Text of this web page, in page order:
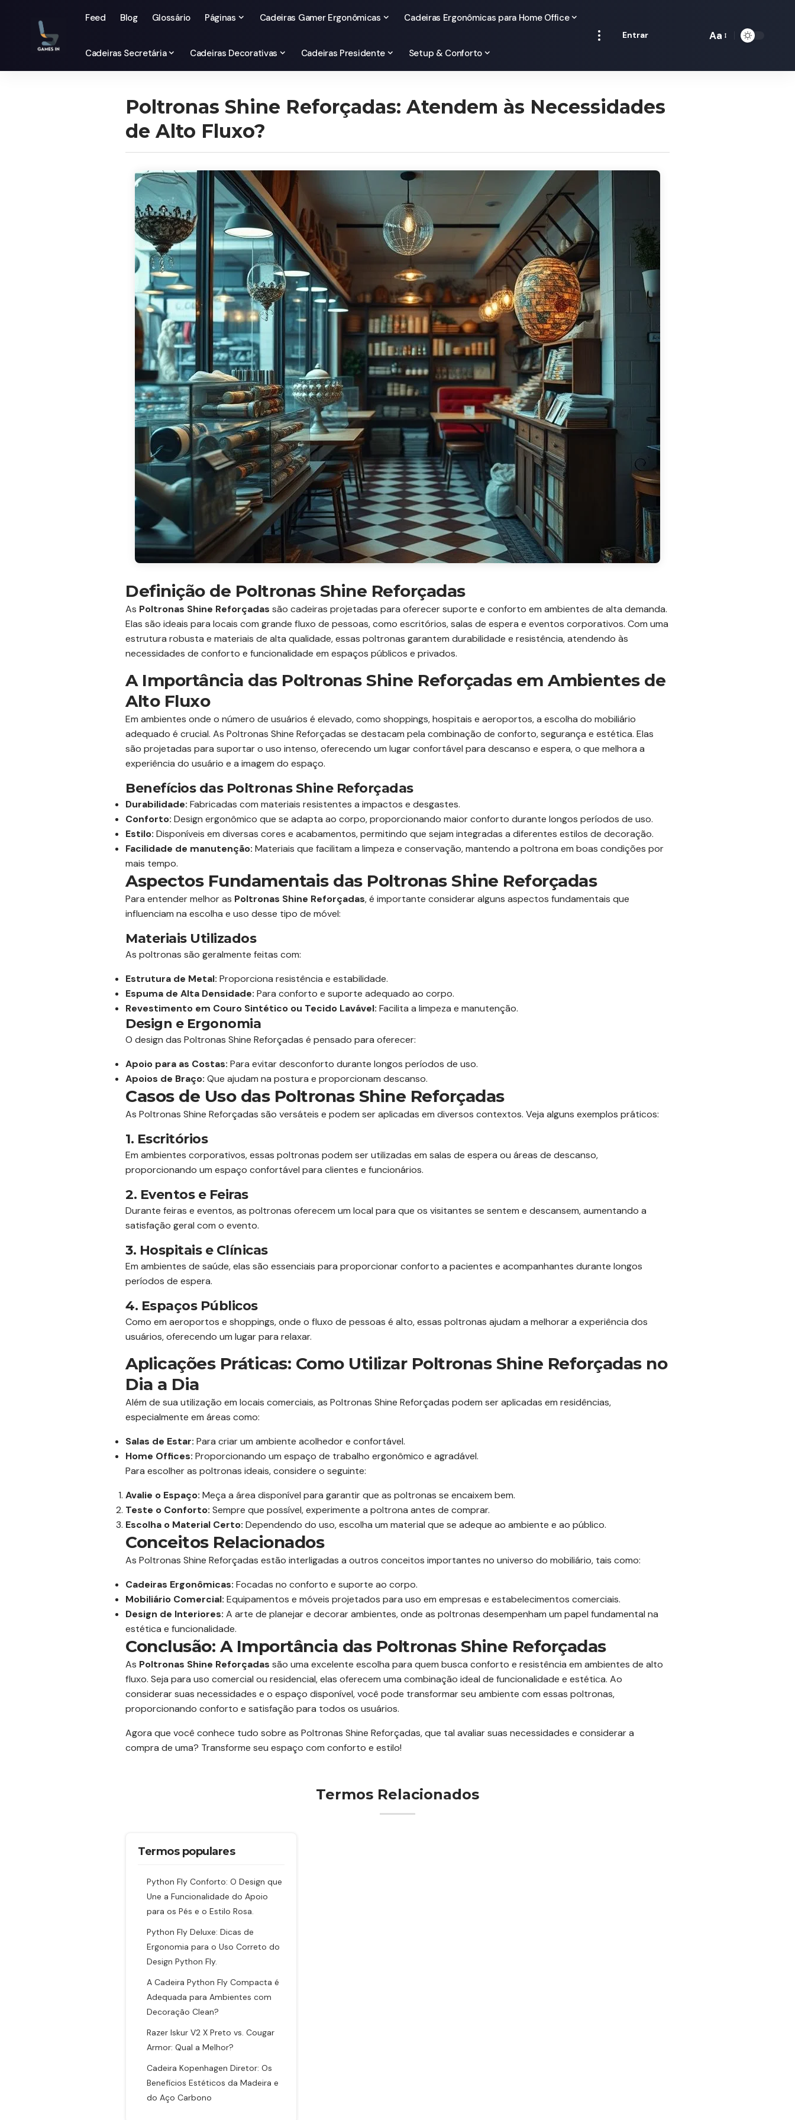
Feed Blog Glossário Páginas Cadeiras Gamer Ergonômicas Cadeiras Ergonômicas para Home Office
Cadeiras Secretária Cadeiras Decorativas Cadeiras Presidente Setup & Conforto
Entrar Aa
Poltronas Shine Reforçadas: Atendem às Necessidades
de Alto Fluxo?
Definição de Poltronas Shine Reforçadas
As Poltronas Shine Reforçadas são cadeiras projetadas para oferecer suporte e conforto em ambientes de alta demanda.
Elas são ideais para locais com grande fluxo de pessoas, como escritórios, salas de espera e eventos corporativos. Com uma
estrutura robusta e materiais de alta qualidade, essas poltronas garantem durabilidade e resistência, atendendo às
necessidades de conforto e funcionalidade em espaços públicos e privados.
A Importância das Poltronas Shine Reforçadas em Ambientes de
Alto Fluxo
Em ambientes onde o número de usuários é elevado, como shoppings, hospitais e aeroportos, a escolha do mobiliário
adequado é crucial. As Poltronas Shine Reforçadas se destacam pela combinação de conforto, segurança e estética. Elas
são projetadas para suportar o uso intenso, oferecendo um lugar confortável para descanso e espera, o que melhora a
experiência do usuário e a imagem do espaço.
Benefícios das Poltronas Shine Reforçadas
Durabilidade: Fabricadas com materiais resistentes a impactos e desgastes.
Conforto: Design ergonômico que se adapta ao corpo, proporcionando maior conforto durante longos períodos de uso.
Estilo: Disponíveis em diversas cores e acabamentos, permitindo que sejam integradas a diferentes estilos de decoração.
Facilidade de manutenção: Materiais que facilitam a limpeza e conservação, mantendo a poltrona em boas condições por
mais tempo.
Aspectos Fundamentais das Poltronas Shine Reforçadas
Para entender melhor as Poltronas Shine Reforçadas, é importante considerar alguns aspectos fundamentais que
influenciam na escolha e uso desse tipo de móvel:
Materiais Utilizados
As poltronas são geralmente feitas com:
Estrutura de Metal: Proporciona resistência e estabilidade.
Espuma de Alta Densidade: Para conforto e suporte adequado ao corpo.
Revestimento em Couro Sintético ou Tecido Lavável: Facilita a limpeza e manutenção.
Design e Ergonomia
O design das Poltronas Shine Reforçadas é pensado para oferecer:
Apoio para as Costas: Para evitar desconforto durante longos períodos de uso.
Apoios de Braço: Que ajudam na postura e proporcionam descanso.
Casos de Uso das Poltronas Shine Reforçadas
As Poltronas Shine Reforçadas são versáteis e podem ser aplicadas em diversos contextos. Veja alguns exemplos práticos:
1. Escritórios
Em ambientes corporativos, essas poltronas podem ser utilizadas em salas de espera ou áreas de descanso,
proporcionando um espaço confortável para clientes e funcionários.
2. Eventos e Feiras
Durante feiras e eventos, as poltronas oferecem um local para que os visitantes se sentem e descansem, aumentando a
satisfação geral com o evento.
3. Hospitais e Clínicas
Em ambientes de saúde, elas são essenciais para proporcionar conforto a pacientes e acompanhantes durante longos
períodos de espera.
4. Espaços Públicos
Como em aeroportos e shoppings, onde o fluxo de pessoas é alto, essas poltronas ajudam a melhorar a experiência dos
usuários, oferecendo um lugar para relaxar.
Aplicações Práticas: Como Utilizar Poltronas Shine Reforçadas no
Dia a Dia
Além de sua utilização em locais comerciais, as Poltronas Shine Reforçadas podem ser aplicadas em residências,
especialmente em áreas como:
Salas de Estar: Para criar um ambiente acolhedor e confortável.
Home Offices: Proporcionando um espaço de trabalho ergonômico e agradável.
Para escolher as poltronas ideais, considere o seguinte:
Avalie o Espaço: Meça a área disponível para garantir que as poltronas se encaixem bem.
Teste o Conforto: Sempre que possível, experimente a poltrona antes de comprar.
Escolha o Material Certo: Dependendo do uso, escolha um material que se adeque ao ambiente e ao público.
Conceitos Relacionados
As Poltronas Shine Reforçadas estão interligadas a outros conceitos importantes no universo do mobiliário, tais como:
Cadeiras Ergonômicas: Focadas no conforto e suporte ao corpo.
Mobiliário Comercial: Equipamentos e móveis projetados para uso em empresas e estabelecimentos comerciais.
Design de Interiores: A arte de planejar e decorar ambientes, onde as poltronas desempenham um papel fundamental na
estética e funcionalidade.
Conclusão: A Importância das Poltronas Shine Reforçadas
As Poltronas Shine Reforçadas são uma excelente escolha para quem busca conforto e resistência em ambientes de alto
fluxo. Seja para uso comercial ou residencial, elas oferecem uma combinação ideal de funcionalidade e estética. Ao
considerar suas necessidades e o espaço disponível, você pode transformar seu ambiente com essas poltronas,
proporcionando conforto e satisfação para todos os usuários.
Agora que você conhece tudo sobre as Poltronas Shine Reforçadas, que tal avaliar suas necessidades e considerar a
compra de uma? Transforme seu espaço com conforto e estilo!
Termos Relacionados
Termos populares
Python Fly Conforto: O Design que
Une a Funcionalidade do Apoio
para os Pés e o Estilo Rosa.
Python Fly Deluxe: Dicas de
Ergonomia para o Uso Correto do
Design Python Fly.
A Cadeira Python Fly Compacta é
Adequada para Ambientes com
Decoração Clean?
Razer Iskur V2 X Preto vs. Cougar
Armor: Qual a Melhor?
Cadeira Kopenhagen Diretor: Os
Benefícios Estéticos da Madeira e
do Aço Carbono